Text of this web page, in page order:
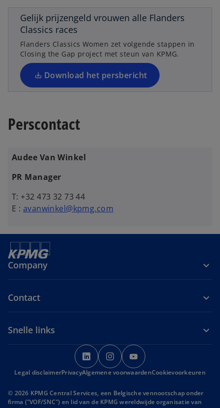
Gelijk prijzengeld vrouwen alle Flanders
Classics races
Flanders Classics Women zet volgende stappen in
Closing the Gap project met steun van KPMG.
Download het persbericht
e
i
n
a
n
Perscontact
Audee Van Winkel
PR Manager
T: +32 473 32 73 44
E : avanwinkel@kpmg.com
Company
Contact
Snelle links
o
p
e
s
o
p
e
s
p
e
s
Legal disclaimerPrivacyAlgemene voorwaardenCookievoorkeuren
© 2026 KPMG Central Services, een Belgische vennootschap onder
firma ("VOF/SNC") en lid van de KPMG wereldwijde organisatie van